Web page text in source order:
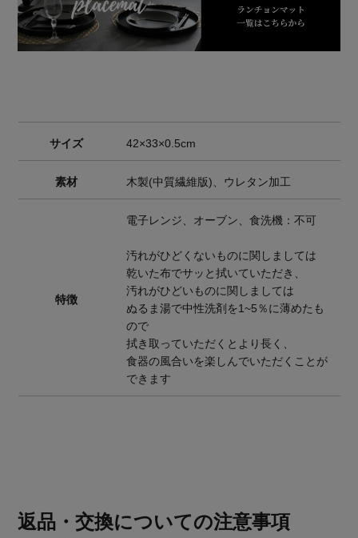
サイズ 42×33×0.5cm
素材 木製(中質繊維版)、ウレタン加工
特徴
電子レンジ、オーブン、食洗機：不可
汚れがひどくないものに関しましては
乾いた布でサッと拭いていただき、
汚れがひどいものに関しましては
ぬるま湯で中性洗剤を1~5％に薄めたも
ので
拭き取っていただくとより長く、
食器の風合いを楽しんでいただくことが
できます
返品・交換についての注意事項